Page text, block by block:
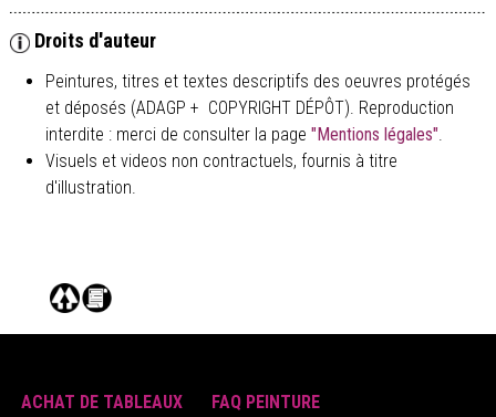
Droits d'auteur
Peintures, titres et textes descriptifs des oeuvres protégés
et déposés (ADAGP + COPYRIGHT DÉPÔT). Reproduction
interdite : merci de consulter la page "Mentions légales".
Visuels et videos non contractuels, fournis à titre
d'illustration.
ACHAT DE TABLEAUX
FAQ PEINTURE